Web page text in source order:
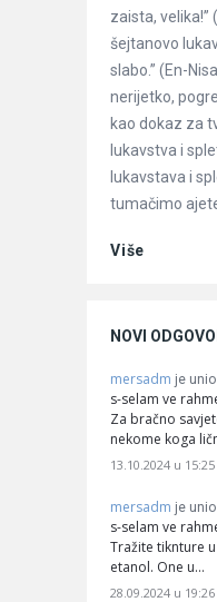
zaista, velika!”
šejtanovo
slabo.” (En-
nerijetko,
kao dokaz za
lukavstva i
lukavstava i
tumačimo
Više
NOVI
mersadm je
s-selam ve
Za bračno
nekome koga
13.10.2024 u 15:25
mersadm je
s-selam ve
Tražite tiknture
etanol. One u…
28.09.2024 u 19:26